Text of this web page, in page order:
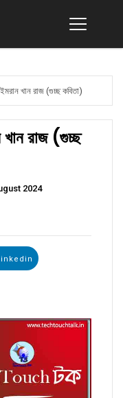
খান রাজ (গুচ্ছ কবিতা)
খান রাজ (গুচ্ছ
2024